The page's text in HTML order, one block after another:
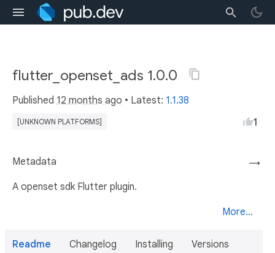
flutter_openset_ads 1.0.0
Published 12 months ago • Latest: 1.1.38
[UNKNOWN PLATFORMS] 1
→
Metadata
A openset sdk Flutter plugin.
More...
Readme Changelog Installing Versions